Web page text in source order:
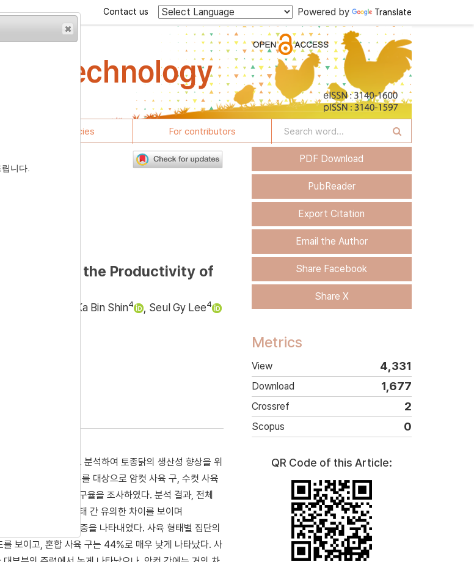
Powered by Translate
Contact us
Journal policies For contributors
는 영향
on the Productivity of
Ka Bin Shin4 Seul Gy Lee4
미치는 영향을 비교 분석하여 토종닭의 생산성 향상을 위
협토종닭
1,140수를 대상으로 암컷 사육 구, 수컷 사육
섭취량 및 사료요구율을 조사하였다. 분석 결과, 전체
주령에서 사육 형태 간 유의한 차이를 보이며
의 순으로 높은 체중을 나타내었다. 사육 형태별 집단의
보이고, 혼합 사육 구는 44%로 매우 낮게 나타났다. 사
PDF Download
PubReader
Export Citation
Email the Author
Share Facebook
Share X
Metrics
View 4,331
Download 1,677
Crossref 2
Scopus 0
QR Code of this Article:
니다.